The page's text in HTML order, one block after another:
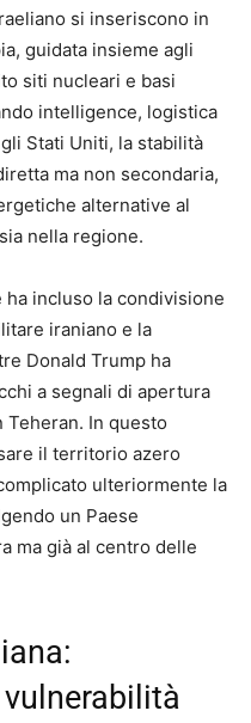
si inseriscono in
guidata insieme agli
siti nucleari e basi
intelligence, logistica
Stati Uniti, la stabilità
ma non secondaria,
alternative al
nella regione.
ha incluso la condivisione
iraniano e la
Donald Trump ha
a segnali di apertura
In questo
il territorio azero
ulteriormente la
un Paese
ma già al centro delle